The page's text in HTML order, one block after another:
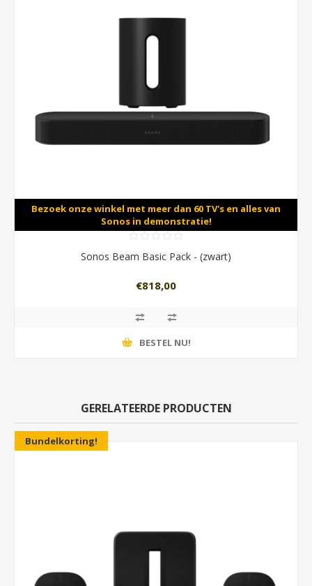
Bezoek onze winkel met meer dan 60 TV's en alles van
Sonos in demonstratie!
Sonos Beam Basic Pack - (zwart)
€818,00
BESTEL NU!
GERELATEERDE PRODUCTEN
Bundelkorting!